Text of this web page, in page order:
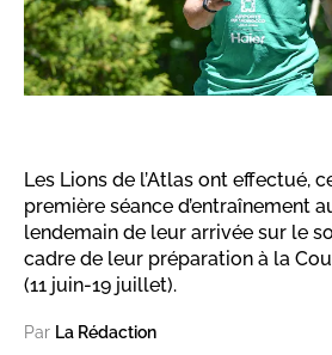
Les Lions de l’Atlas ont effectué,
première séance d’entraînement
lendemain de leur arrivée sur le
cadre de leur préparation à la
(11 juin-19 juillet).
Par La Rédaction